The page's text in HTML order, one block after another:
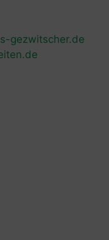
gezwitscher.de